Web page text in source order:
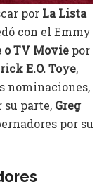
por La Lista
con el Emmy
o TV Movie por
E.O. Toye,
nominaciones,
su parte, Greg
por su